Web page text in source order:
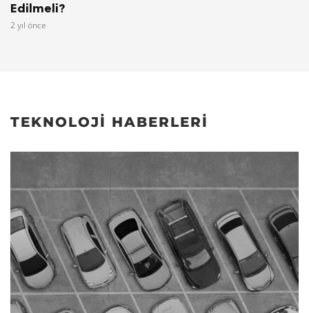
Edilmeli?
2 yıl önce
TEKNOLOJI HABERLERI